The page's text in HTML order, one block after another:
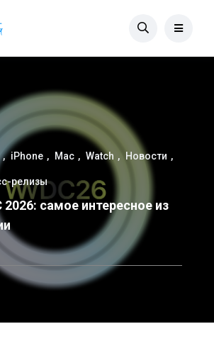
iPhone Mac Watch Новости
релизы
2026: самое интересное из